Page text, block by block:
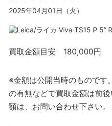
2025年04月01日（火）
買取金額目安 180,000円
※金額は公開当時のものです
の有無などで買取金額は前
額は、お問い合わせ下さい。